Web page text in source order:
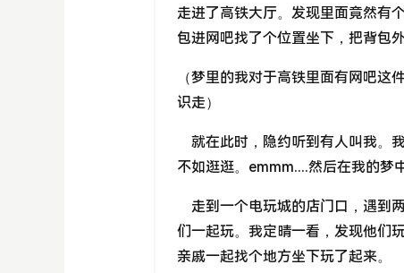
走进了高铁大厅。发现里面竟然有
包进网吧找了个位置坐下，把背包
（梦里的我对于高铁里面有网吧
识走）
就在此时，隐约听到有人叫我。
不如逛逛。emmm....然后在我的梦
走到一个电玩城的店门口，遇到
们一起玩。我定晴一看，发现他们
亲戚一起找个地方坐下玩了起来。